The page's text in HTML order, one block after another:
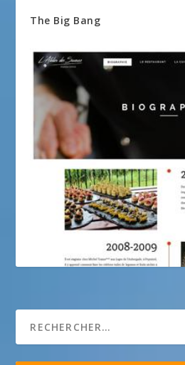
The Big Bang